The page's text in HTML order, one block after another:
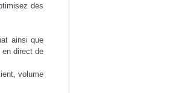
des
ainsi que
en direct de
volume